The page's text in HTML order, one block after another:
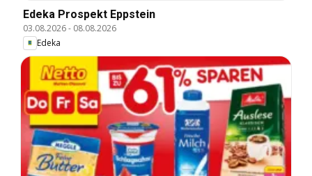
Edeka Prospekt Eppstein
03.08.2026- 08.08.2026
Edeka